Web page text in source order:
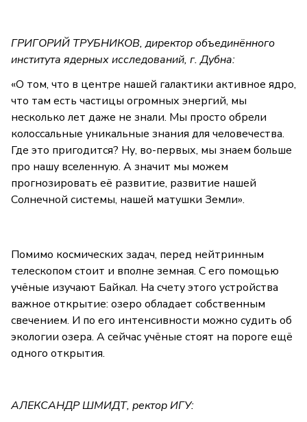
ГРИГОРИЙ ТРУБНИКОВ, директор объединённого
института ядерных исследований, г. Дубна:
«О том, что в центре нашей галактики активное ядро,
что там есть частицы огромных энергий, мы
несколько лет даже не знали. Мы просто обрели
колоссальные уникальные знания для человечества.
Где это пригодится? Ну, во-первых, мы знаем больше
про нашу вселенную. А значит мы можем
прогнозировать её развитие, развитие нашей
Солнечной системы, нашей матушки Земли».
Помимо космических задач, перед нейтринным
телескопом стоит и вполне земная. С его помощью
учёные изучают Байкал. На счету этого устройства
важное открытие: озеро обладает собственным
свечением. И по его интенсивности можно судить об
экологии озера. А сейчас учёные стоят на пороге ещё
одного открытия.
АЛЕКСАНДР ШМИДТ, ректор ИГУ: